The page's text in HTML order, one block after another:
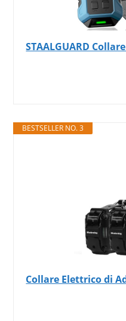
STAALGUARD
BESTSELLER NO. 3
Collare Elettrico di